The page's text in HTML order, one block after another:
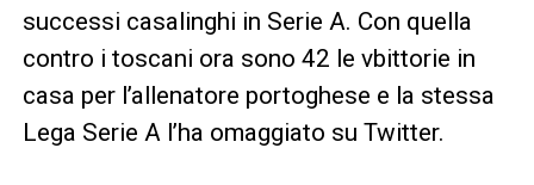
successi casalinghi in Serie A. Con quella
contro i toscani ora sono 42 le vbittorie in
casa per l’allenatore portoghese e la stessa
Lega Serie A l’ha omaggiato su Twitter.